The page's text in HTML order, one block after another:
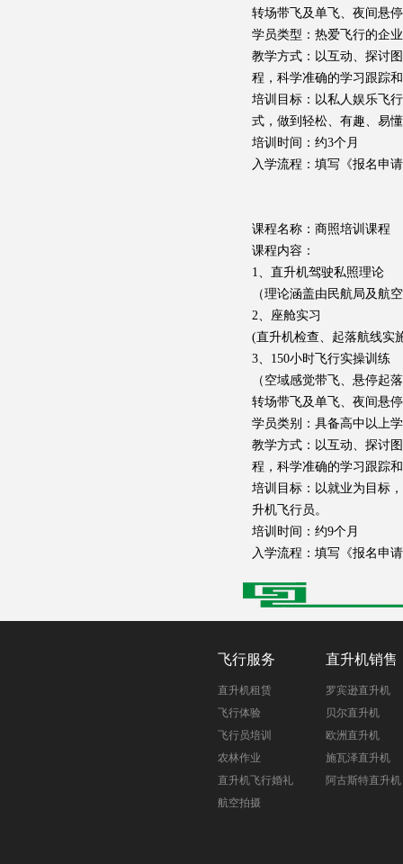
转场带飞及单飞、夜间悬
学员类型：热爱飞行的企
教学方式：以互动、探讨
程，科学准确的学习跟踪
培训目标：以私人娱乐飞
式，做到轻松、有趣、易
培训时间：约3个月
入学流程：填写《报名
课程名称：商照培训课程
课程内容：
1、直升机驾驶私照理论
（理论涵盖由民航局及航
2、座舱实习
(直升机检查、起落航线实
3、150小时飞行实操训练
（空域感觉带飞、悬停起
转场带飞及单飞、夜间悬
学员类别：具备高中以上
教学方式：以互动、探讨
程，科学准确的学习跟踪
培训目标：以就业为目标
升机飞行员。
培训时间：约9个月
入学流程：填写《报名
飞行服务
直升机租赁
飞行体验
飞行员培训
农林作业
直升机飞行婚礼
航空拍摄
直升机销售
罗宾逊直升机
贝尔直升机
欧洲直升机
施瓦泽直升机
阿古斯特直升机